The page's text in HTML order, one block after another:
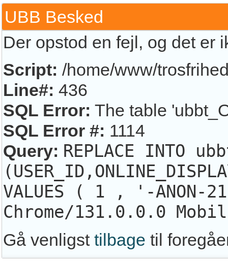
UBB Besked
Der opstod en fejl, og det
Script: /home/www/
Line#: 436
SQL Error: The table
SQL Error #: 1114
Query: REPLACE INTO
VALUES ( 1 , '-
Chrome/131.0.0.0
Gå venligst tilbage til